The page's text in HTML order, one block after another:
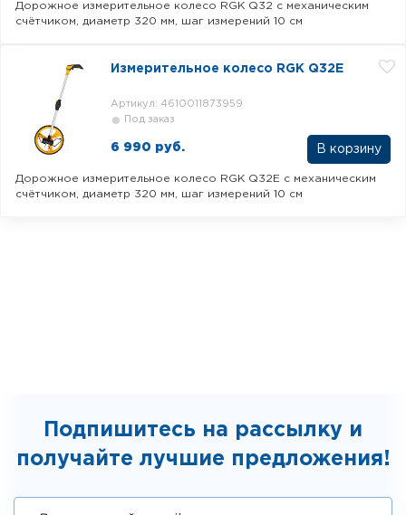
Дорожное измерительное колесо RGK Q32 с механическим
счётчиком, диаметр 320 мм, шаг измерений 10 см
Измерительное колесо RGK Q32E
Под заказ
Артикул: 4610011873959
6 990 руб. В корзину
Дорожное измерительное колесо RGK Q32E с механическим
счётчиком, диаметр 320 мм, шаг измерений 10 см
Подпишитесь на рассылку и
получайте лучшие предложения!